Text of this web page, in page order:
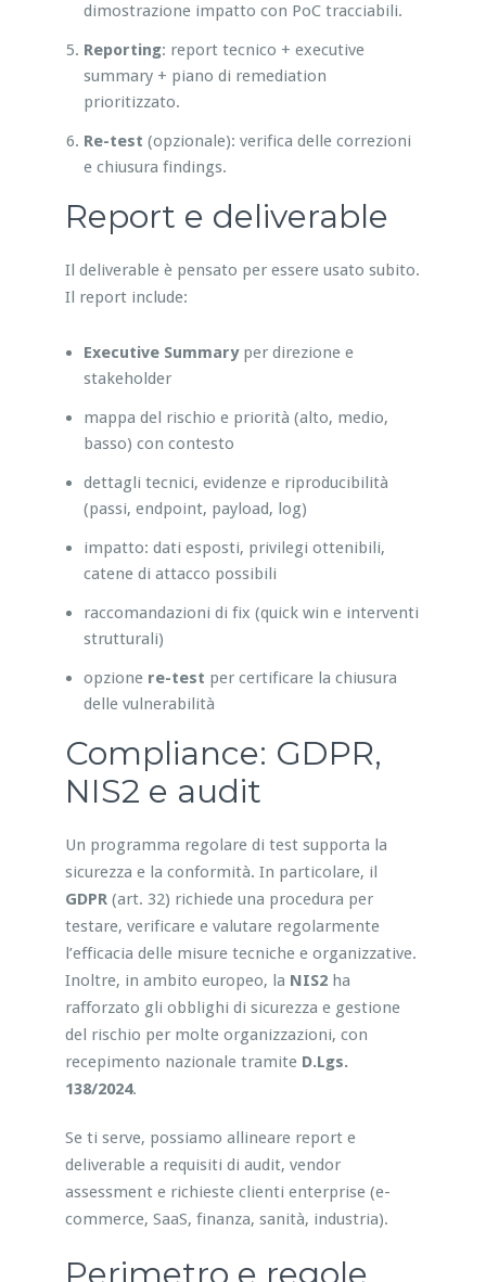
dimostrazione impatto con PoC tracciabili.
Reporting: report tecnico + executive
summary + piano di remediation
prioritizzato.
Re-test (opzionale): verifica delle correzioni
e chiusura findings.
Report e deliverable
Il deliverable è pensato per essere usato subito.
Il report include:
Executive Summaryper direzione e
stakeholder
mappa del rischio e priorità (alto, medio,
basso) con contesto
dettagli tecnici, evidenze e riproducibilità
(passi, endpoint, payload, log)
impatto: dati esposti, privilegi ottenibili,
catene di attacco possibili
raccomandazioni di fix (quick win e interventi
strutturali)
opzione re-test per certificare la chiusura
delle vulnerabilità
Compliance: GDPR,
NIS2 e audit
Un programma regolare di test supporta la
sicurezza e la conformità. In particolare, il
GDPR(art. 32) richiede una procedura per
testare, verificare e valutare regolarmente
l’efficacia delle misure tecniche e organizzative.
Inoltre, in ambito europeo, la NIS2ha
rafforzato gli obblighi di sicurezza e gestione
del rischio per molte organizzazioni, con
recepimento nazionale tramite D.Lgs.
138/2024.
Se ti serve, possiamo allineare report e
deliverable a requisiti di audit, vendor
assessment e richieste clienti enterprise (e-
commerce, SaaS, finanza, sanità, industria).
Perimetro e regole